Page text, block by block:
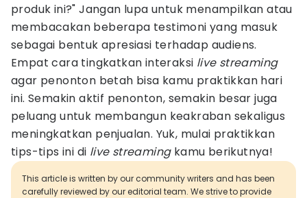
produk ini?" Jangan lupa untuk menampilkan atau
membacakan beberapa testimoni yang masuk
sebagai bentuk apresiasi terhadap audiens.
Empat cara tingkatkan interaksi live streaming
agar penonton betah bisa kamu praktikkan hari
ini. Semakin aktif penonton, semakin besar juga
peluang untuk membangun keakraban sekaligus
meningkatkan penjualan. Yuk, mulai praktikkan
tips-tips ini di live streamingkamu berikutnya!
This article is written by our community writers and has been
carefully reviewed by our editorial team. We strive to provide